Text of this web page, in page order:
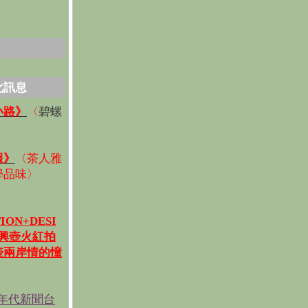
訊息
》 〈碧螺
〈茶人雅
味〉
壺火紅拍
岸情的憧
代新聞台